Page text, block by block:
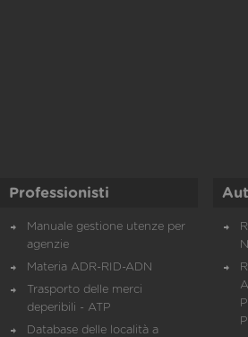
Professionisti
Manuale gestione utenze per
agenzie
Materia ADR-RID-ADN
Trasporto delle merci
deperibili - ATP
Database delle località a